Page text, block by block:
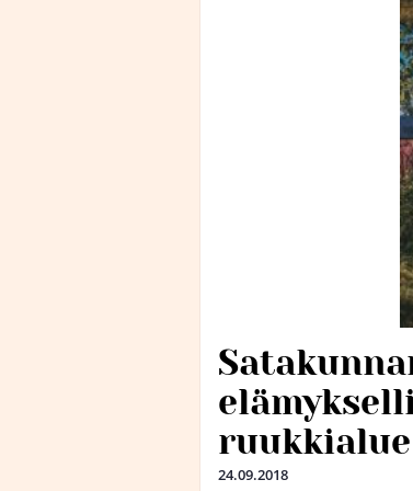
ruukkialue
24.09.2018